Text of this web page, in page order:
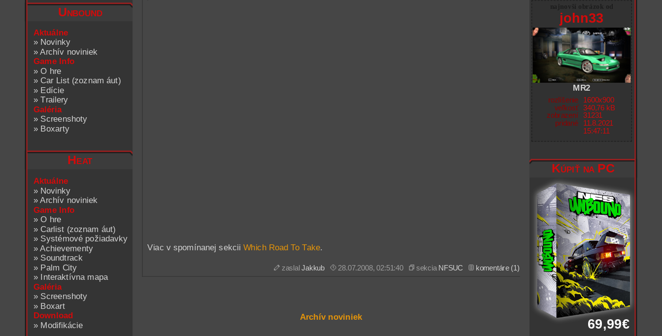
Unbound
Aktuálne
» Novinky
»Archív noviniek
Game Info
»O hre
» Car List (zoznam áut)
» Edície
»Trailery
Galéria
» Screenshoty
» Boxarty
Heat
Aktuálne
» Novinky
»Archív noviniek
Game Info
»O hre
» Carlist (zoznam áut)
» Systémové požiadavky
»Achievementy
» Soundtrack
» Palm City
» Interaktívna mapa
Galéria
» Screenshoty
» Boxart
Download
» Modifikácie
john33
MR2
rozlíšenie
veľkosť
zobrazení
pridané
1600x900
340,76 kB
31231
11.8.2021
15:47:11
Kúpiť na PC
69,99€
Viac v spomínanej sekcii Which Road To Take.
zaslalJakkub 28.07.2008, 02:51:40 sekcia NFSUC komentáre (1)
Archív noviniek